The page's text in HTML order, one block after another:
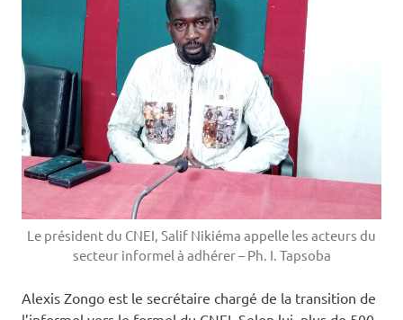
Le président du CNEI, Salif Nikiéma appelle les acteurs du
secteur informel à adhérer – Ph. I. Tapsoba
Alexis Zongo est le secrétaire chargé de la transition de